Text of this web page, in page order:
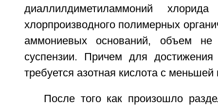
диаллилдиметиламмоний
хлорпроизводного полимерных
аммониевых оснований, объем не
суспензии. Причем для достижения
требуется азотная кислота с меньшей
После того как произошло